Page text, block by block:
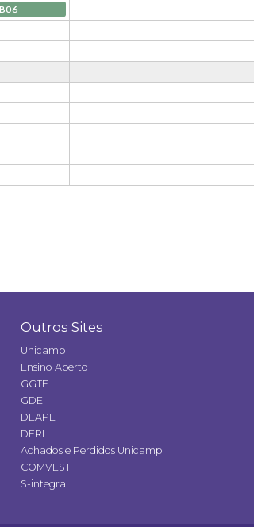
Outros Sites
Unicamp
Ensino Aberto
GGTE
GDE
DEAPE
DERI
Achados e Perdidos Unicamp
COMVEST
S-integra